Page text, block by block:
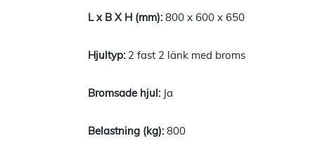
800 x 600 x 650
2 fast 2 länk med broms
Ja
800